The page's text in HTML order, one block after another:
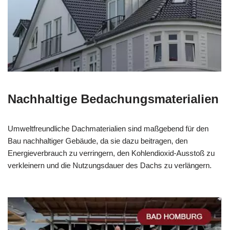
Nachhaltige Bedachungsmaterialien
Umweltfreundliche Dachmaterialien sind maßgebend für den
Bau nachhaltiger Gebäude, da sie dazu beitragen, den
Energieverbrauch zu verringern, den Kohlendioxid-Ausstoß zu
verkleinern und die Nutzungsdauer des Dachs zu verlängern.